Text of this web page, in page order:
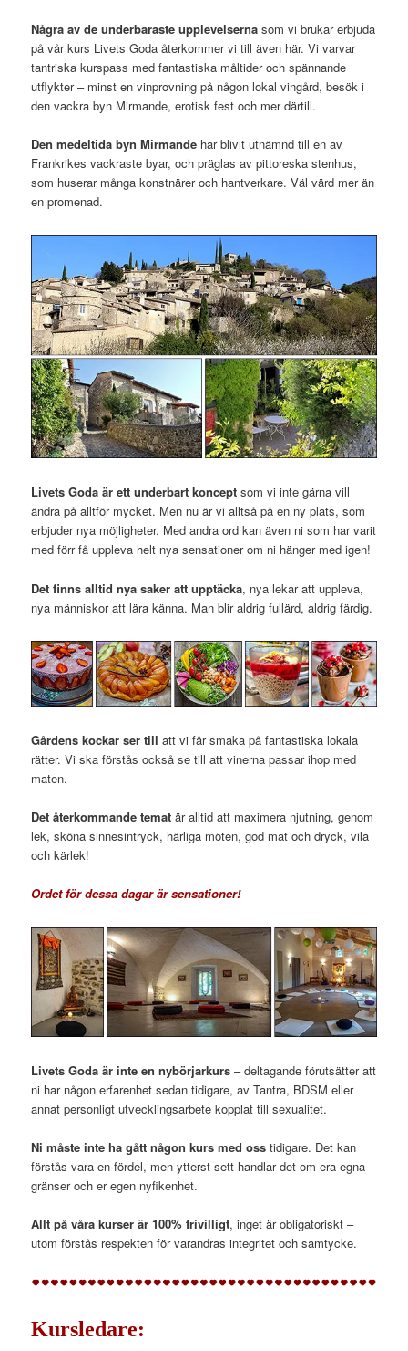
Några av de underbaraste upplevelserna som vi brukar erbjuda
på vår kurs Livets Goda återkommer vi till även här. Vi varvar
tantriska kurspass med fantastiska måltider och spännande
utflykter – minst en vinprovning på någon lokal vingård, besök i
den vackra byn Mirmande, erotisk fest och mer därtill.
Den medeltida byn Mirmande har blivit utnämnd till en av
Frankrikes vackraste byar, och präglas av pittoreska stenhus,
som huserar många konstnärer och hantverkare. Väl värd mer än
en promenad.
Livets Goda är ett underbart koncept som vi inte gärna vill
ändra på alltför mycket. Men nu är vi alltså på en ny plats, som
erbjuder nya möjligheter. Med andra ord kan även ni som har varit
med förr få uppleva helt nya sensationer om ni hänger med igen!
Det finns alltid nya saker att upptäcka, nya lekar att uppleva,
nya människor att lära känna. Man blir aldrig fullärd, aldrig färdig.
Gårdens kockar ser till att vi får smaka på fantastiska lokala
rätter. Vi ska förstås också se till att vinerna passar ihop med
maten.
Det återkommande tematär alltid att maximera njutning, genom
lek, sköna sinnesintryck, härliga möten, god mat och dryck, vila
och kärlek!
Ordet för dessa dagar är sensationer!
Livets Goda är inte en nybörjarkurs – deltagande förutsätter att
ni har någon erfarenhet sedan tidigare, av Tantra, BDSM eller
annat personligt utvecklingsarbete kopplat till sexualitet.
Ni måste inte ha gått någon kurs med oss tidigare. Det kan
förstås vara en fördel, men ytterst sett handlar det om era egna
gränser och er egen nyfikenhet.
Allt på våra kurser är 100% frivilligt, inget är obligatoriskt –
utom förstås respekten för varandras integritet och samtycke.
Kursledare: